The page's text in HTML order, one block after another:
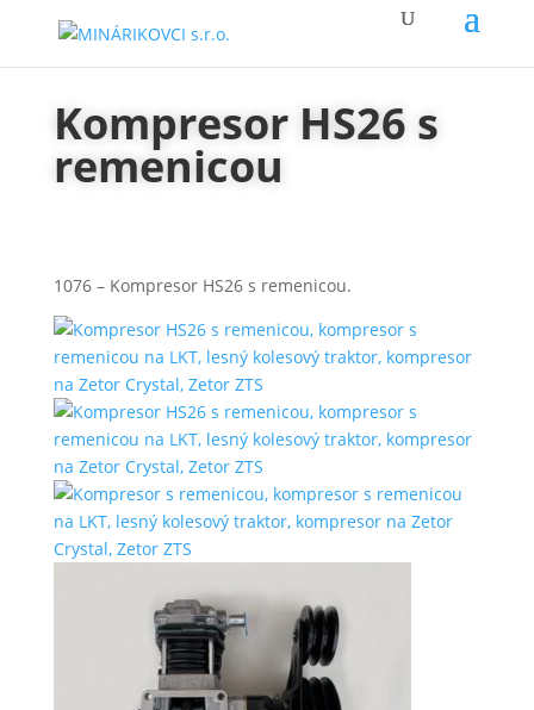
Kompresor HS26 s
remenicou
1076 – Kompresor HS26 s remenicou.